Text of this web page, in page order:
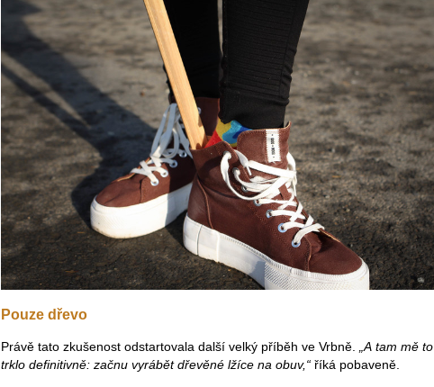
Pouze dřevo
Právě tato zkušenost odstartovala další velký příběh ve Vrbně.
„A tam mě to
trklo definitivně: začnu vyrábět dřevěné lžíce na obuv,“říká pobaveně.